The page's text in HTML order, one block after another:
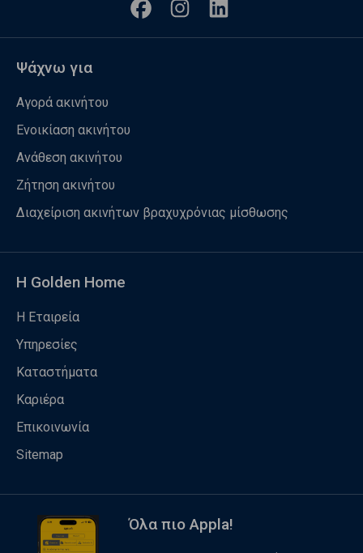
Ψάχνω για
Αγορά ακινήτου
Ενοικίαση ακινήτου
Ανάθεση ακινήτου
Ζήτηση ακινήτου
Διαχείριση ακινήτων βραχυχρόνιας μίσθωσης
Η Golden Home
Η Εταιρεία
Υπηρεσίες
Καταστήματα
Καριέρα
Επικοινωνία
Sitemap
Όλα πιο Appla!